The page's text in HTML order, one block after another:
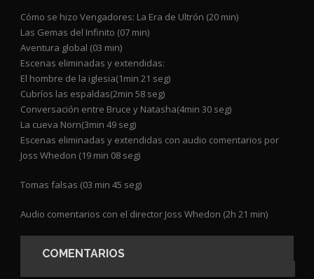
Cómo se hizo Vengadores: La Era de Ultrón (20 min)
Las Gemas del Infinito (07 min)
Aventura global (03 min)
Escenas eliminadas y extendidas:
El hombre de la iglesia(1min 21 seg)
Cubríos las espaldas(2min 58 seg)
Conversación entre Bruce y Natasha(4min 30 seg)
La cueva Norn(3min 49 seg)
Escenas eliminadas y extendidas con audio comentarios por
Joss Whedon (19 min 08 seg)
Tomas falsas (03 min 45 seg)
Audio comentarios con el director Joss Whedon (2h 21 min)
COMENTARIOS